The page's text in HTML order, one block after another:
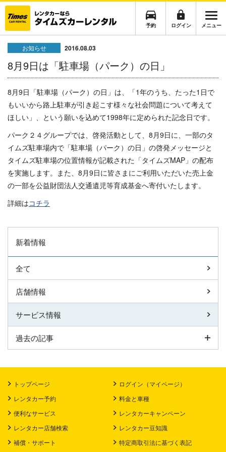
予約 ログイン メニュー
お知らせ 2016.08.03
8月9日は「駐車場（パーク）の日」
8月9日「駐車場（パーク）の日」は、「1年のうち、たった1日で
もいいから路上駐車が引き起こす様々な社会問題について考えて
ほしい」、という願いを込めて1998年に定められた記念日です。
パーク２４グループでは、啓発活動として、8月9日に、一部のタ
イムズ駐車場内で「駐車場（パーク）の日」の啓発メッセージと
タイムズ駐車場の位置情報が記載された「タイムズMAP」の配布
を実施します。また、8月9日に皆さまにご利用いただいた売上金
の一部を公益財団法人交通遺児等育成基金へ寄付いたします。
詳細はコチラ
新着情報
全て
店舗情報
サービス情報
過去の記事
トップページ
ログイン（マイページ）
レンタカー予約
料金と車種
便利なサービス
レンタカーキャンペーン
レンタカー店舗検索
レンタカー豆知識
補償・サポート
特定商取引法に基づく表記